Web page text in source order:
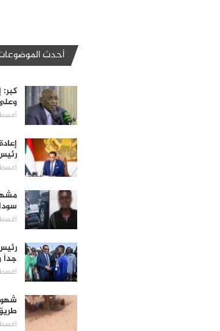
أحدث
أغسطس
أغسطس
أغسطس
جداً
أغسطس
أغسطس